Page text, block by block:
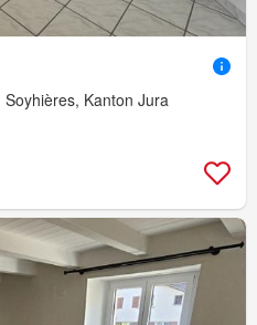
Soyhières, Kanton Jura